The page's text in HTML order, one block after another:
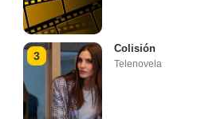
3
Colisión
Telenovela